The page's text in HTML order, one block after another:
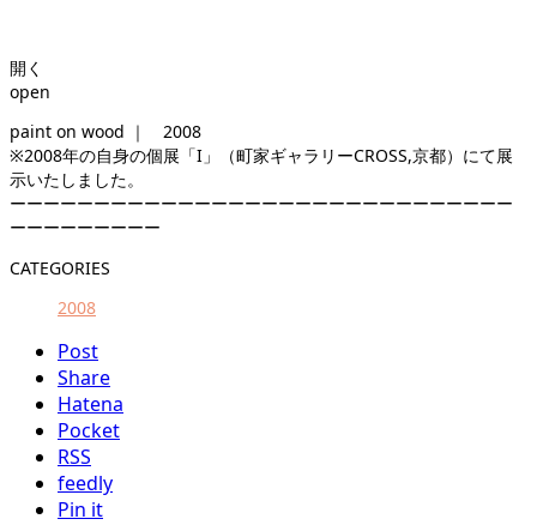
開く
open
paint on wood ｜ 2008
※2008年の自身の個展「I 」（町家ギャラリーCROSS,京都）にて展
示いたしました。
ーーーーーーーーーーーーーーーーーーーーーーーーーーーーーー
ーーーーーーーーー
CATEGORIES
2008
Post
Share
Hatena
Pocket
RSS
feedly
Pin it